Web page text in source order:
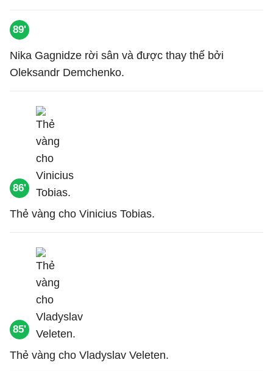
89'
Nika Gagnidze rời sân và được thay thế bởi
Oleksandr Demchenko.
86'
Thẻ vàng cho Vinicius Tobias.
85'
Thẻ vàng cho Vladyslav Veleten.